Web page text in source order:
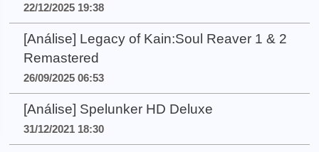
22/12/2025 19:38
[Análise] Legacy of Kain:Soul Reaver 1 & 2
Remastered
26/09/2025 06:53
[Análise] Spelunker HD Deluxe
31/12/2021 18:30